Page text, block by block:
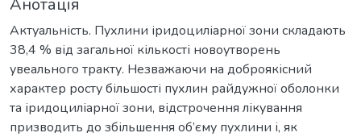
Актуальність. Пухлини іридоциліарної зони складають
38,4 % від загальної кількості новоутворень
увеального тракту. Незважаючи на доброякісний
характер росту більшості пухлин райдужної оболонки
та іридоциліарної зони, відстрочення лікування
призводить до збільшення об’єму пухлини і, як